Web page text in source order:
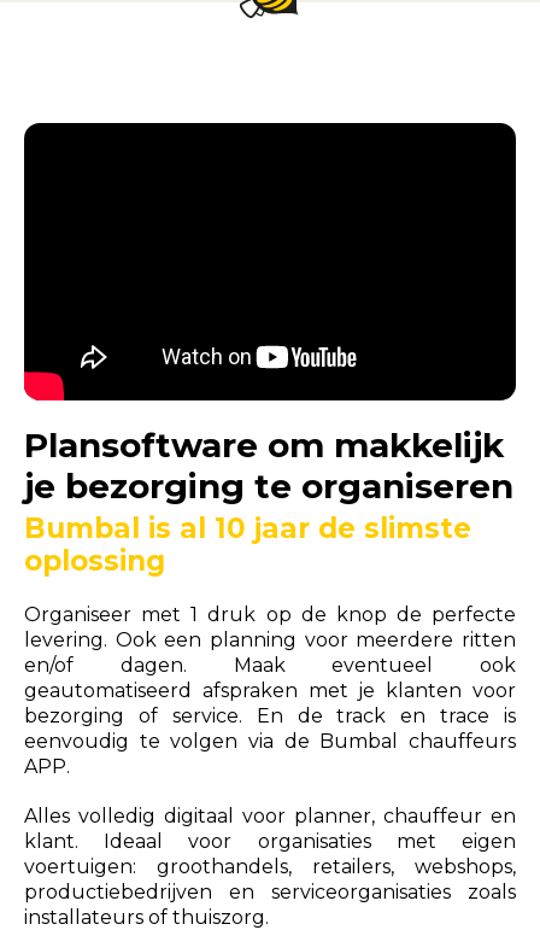
Plansoftware om makkelijk
je bezorging te organiseren
Bumbal is al 10 jaar de slimste
oplossing
Organiseer met 1 druk op de knop de perfecte
levering. Ook een planning voor meerdere ritten
en/of dagen. Maak eventueel ook
geautomatiseerd afspraken met je klanten voor
bezorging of service. En de track en trace is
eenvoudig te volgen via de Bumbal chauffeurs
APP.
Alles volledig digitaal voor planner, chauffeur en
klant. Ideaal voor organisaties met eigen
voertuigen: groothandels, retailers, webshops,
productiebedrijven en serviceorganisaties zoals
installateurs of thuiszorg.